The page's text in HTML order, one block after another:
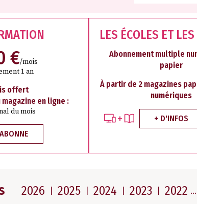
€/mois
1 an
offert
en ligne :
du mois
LES ÉCOLES ET
Abonnement multiple
papier
À partir de 2 magazines
numériques
+ D'INFOS
2026 2025 2024 2023 2022